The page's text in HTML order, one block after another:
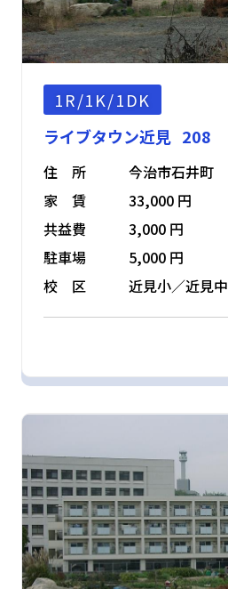
1R/1K/1DK
ライブタウン近見 208
住 所
今治市石井町
家 賃
33,000 円
共益費
3,000 円
駐車場
5,000 円
校 区
近見小／近見中